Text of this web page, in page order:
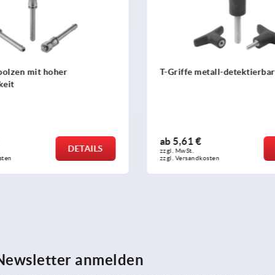
T-Griffe metall-detektierbar
ab
zzgl. Versandkosten
anmelden